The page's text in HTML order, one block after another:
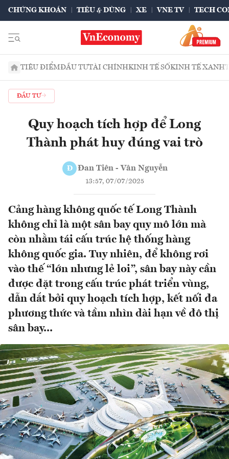
CHỨNG KHOÁN TIÊU & DÙNG XE VNE TV TECH
TIÊU ĐIỂMĐẦU TƯTÀI CHÍNHKINH TẾ SỐKINH TẾ XANH
ĐẦU TƯ
Quy hoạch tích hợp để Long
Thành phát huy đúng vai trò
Đ Đan Tiên - Vân Nguyễn
13:57, 07/07/2025
Cảng hàng không quốc tế Long Thành
không chỉ là một sân bay quy mô lớn mà
còn nhằm tái cấu trúc hệ thống hàng
không quốc gia. Tuy nhiên, để không rơi
vào thế “lớn nhưng lẻ loi”, sân bay này cần
được đặt trong cấu trúc phát triển vùng,
dẫn dắt bởi quy hoạch tích hợp, kết nối đa
phương thức và tầm nhìn dài hạn về đô thị
sân bay...